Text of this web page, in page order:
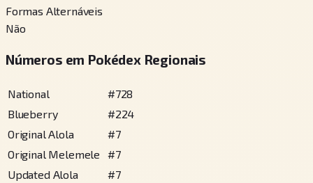
Formas Alternáveis
Não
Números em Pokédex Regionais
National #728
Blueberry
#224
Original Alola
#7
Original Melemele
#7
Updated Alola
#7